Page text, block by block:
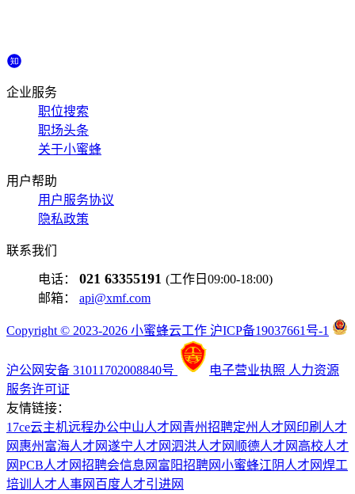
企业服务
职位搜索
职场头条
关于小蜜蜂
用户帮助
用户服务协议
隐私政策
联系我们
电话： 021 63355191 (工作日09:00-18:00)
邮箱： api@xmf.com
Copyright © 2023-2026 小蜜蜂云工作 沪ICP备19037661号-1
沪公网安备 31011702008840号 电子营业执照 人力资源
服务许可证
友情链接：
17ce云主机远程办公中山人才网 青州招聘定州人才网 印刷人才
网 惠州富海人才网遂宁人才网泗洪人才网 顺德人才网 高校人才
网PCB人才网招聘会信息网 富阳招聘网小蜜蜂江阴人才网焊工
培训 人才人事网 百度人才引进网